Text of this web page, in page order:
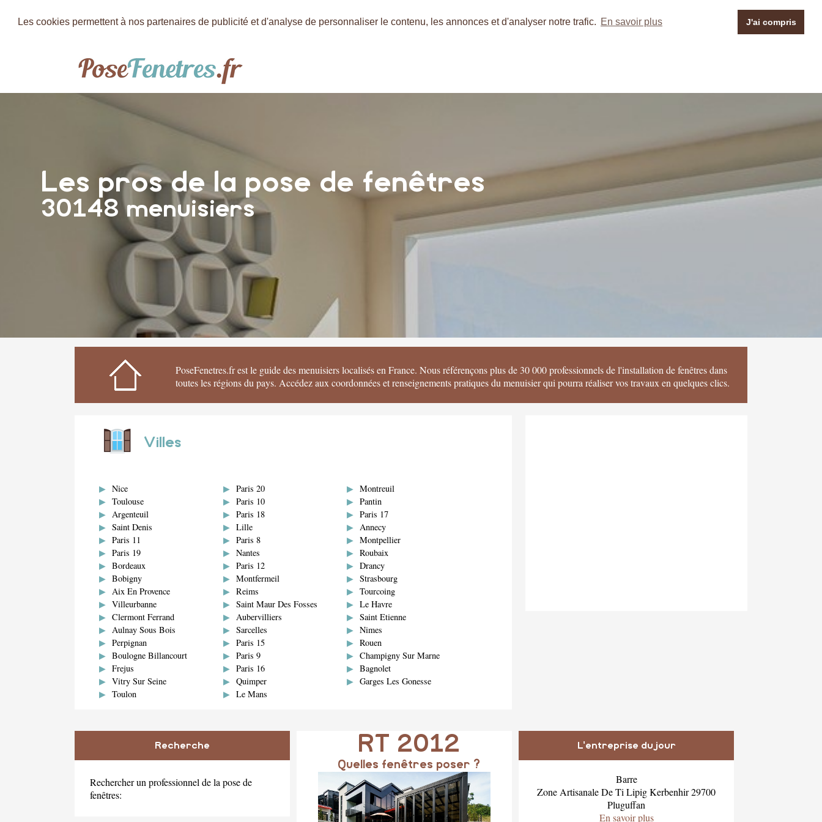
Les cookies permettent à nos partenaires de publicité et d'analyse de personnaliser le contenu, les annonces et d'analyser notre trafic. En savoir plus J'ai compris
Les pros de la pose de fenêtres
30148 menuisiers
PoseFenetres.fr est le guide des menuisiers localisés en France. Nous référençons plus de 30 000 professionnels de l'installation de fenêtres dans
toutes les régions du pays. Accédez aux coordonnées et renseignements pratiques du menuisier qui pourra réaliser vos travaux en quelques clics.
Villes
Nice Paris 20
Montreuil
Toulouse
Paris 10
Pantin
Argenteuil
Paris 18
Paris 17
Saint Denis
Lille
Annecy
Paris 11
Paris 8
Montpellier
Paris 19
Nantes
Roubaix
Bordeaux
Paris 12
Drancy
Bobigny
Montfermeil
Strasbourg
Aix En Provence
Reims
Tourcoing
Villeurbanne
Saint Maur Des Fosses
Le Havre
Clermont Ferrand
Aubervilliers
Saint Etienne
Aulnay Sous Bois
Sarcelles
Nimes
Perpignan
Paris 15
Rouen
Boulogne Billancourt
Paris 9
Champigny Sur Marne
Frejus
Paris 16
Bagnolet
Vitry Sur Seine
Quimper
Garges Les Gonesse
Toulon
Le Mans
Recherche
Rechercher un professionnel de la pose de
fenêtres:
RT 2012
Quelles fenêtres poser ?
L'entreprise du jour
Barre
Zone Artisanale De Ti Lipig Kerbenhir 29700
Pluguffan
En savoir plus